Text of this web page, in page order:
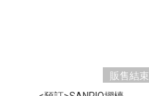
販售結束